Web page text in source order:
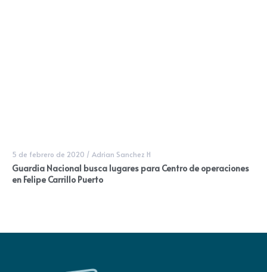
5 de febrero de 2020 / Adrian Sanchez H
Guardia Nacional busca lugares para Centro de operaciones
en Felipe Carrillo Puerto